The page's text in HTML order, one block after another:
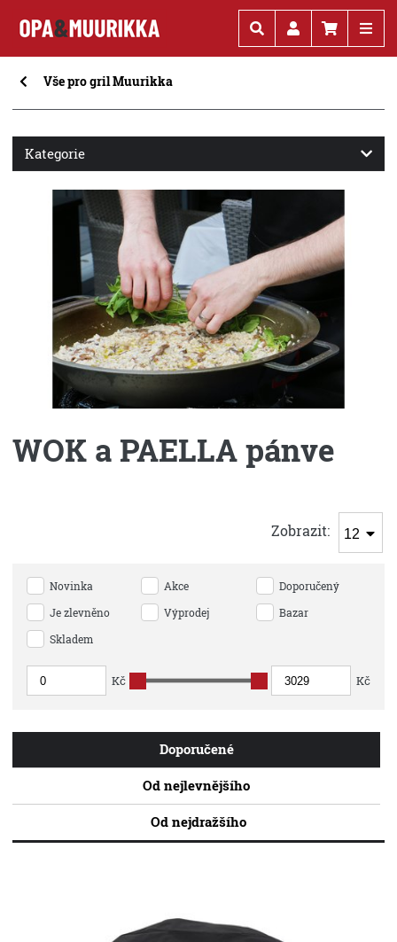
Vše pro gril Muurikka
Kategorie
Vše pro gril Muurikka
Modulové kuchyně Muurikka Premium
Víceúčelové letní kuchyně
Grilovací pánve
Elektrické udírny a grily
WOK a PAELLA pánve
Textil Muurikka
Příslušenství
Saunové doplňky
Kuchyňské nádobí OPA
WOK a PAELLA pánve
Zobrazit: 12
Novinka Akce
Doporučený
Je zlevněno
Výprodej
Bazar
Skladem
Kč Kč
Doporučené
Od nejlevnějšího
Od nejdražšího